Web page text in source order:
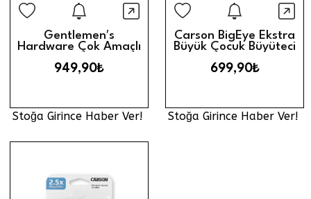
Stoğa Girince Haber Ver
Hızlı Görünüm
Gentlemen′s
Hardware Çok Amaçlı
949,90₺
Stoğa Girince Haber Ver!
Stoğa
Carson BigEye Ekstra
Büyük Çocuk Büyüteci
699,90₺
Stoğa Girince Haber Ver!